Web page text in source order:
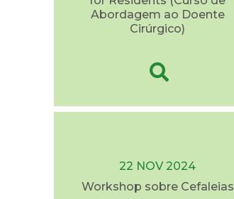
Abordagem ao Doente
Cirúrgico)
22 NOV 2024
Workshop sobre Cefaleias